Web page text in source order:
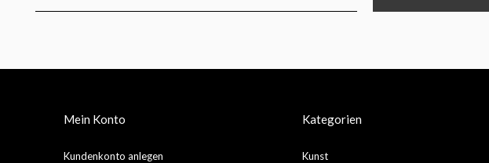
Mein Konto
Kundenkonto anlegen
Kategorien
Kunst